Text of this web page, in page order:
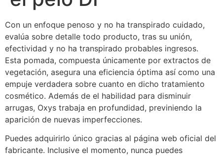
Con un enfoque penoso y no ha transpirado cuidado,
evalúa sobre detalle todo producto, tras su unión,
efectividad y no ha transpirado probables ingresos.
Esta pomada, compuesta únicamente por extractos de
vegetación, asegura una eficiencia óptima así­ como una
empuje verdadera sobre cuanto en dicho tratamiento
cosmético. Además de el habilidad para disminuir
arrugas, Oxys trabaja en profundidad, previniendo la
aparición de nuevas imperfecciones.
Puedes adquirirlo único gracias al página web oficial del
fabricante. Inclusive el momento, nunca puedes